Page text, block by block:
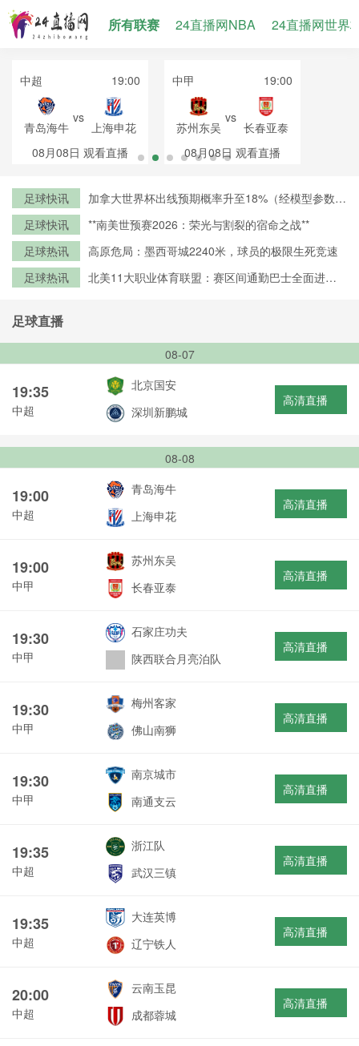
所有联赛 24直播网NBA 24直播网世界
中超 19:00
青岛海牛
vs
上海申花
08月08日 观看直播
中甲 19:00
苏州东吴
vs
长春亚泰
08月08日 观看直播
足球快讯
加拿大世界杯出线预期概率升至18%（经模型参数修
足球快讯
**南美世预赛2026：荣光与割裂的宿命之战**
足球热讯
高原危局：墨西哥城2240米，球员的极限生死竞速
足球热讯
北美11大职业体育联盟：赛区间通勤巴士全面进入
足球直播
08-07
19:35
中超
北京国安
深圳新鹏城
高清直播
08-08
19:00
中超
青岛海牛
上海申花
高清直播
19:00
中甲
苏州东吴
长春亚泰
高清直播
19:30
中甲
石家庄功夫
陕西联合月亮泊队
高清直播
19:30
中甲
梅州客家
佛山南狮
高清直播
19:30
中甲
南京城市
南通支云
高清直播
19:35
中超
浙江队
武汉三镇
高清直播
19:35
中超
大连英博
辽宁铁人
高清直播
20:00
中超
云南玉昆
成都蓉城
高清直播